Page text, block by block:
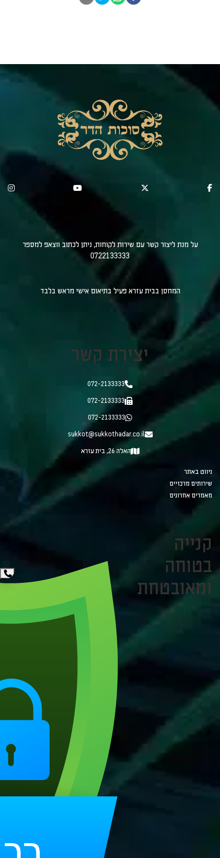
על מנת ליצור קשר עם שירות לקוחות, ניתן לכתוב ווצאפ למספר
0722133333
המחסן בבית עזרא פעיל בתיאום אישי מראש בלבד
יצירת קשר
072-2133333
072-2133333
072-2133333
sukkot@sukkothadar.co.il
האלה 26, בית עזרא
ניווט באתר
שירותים מרכזיים
מאמרים אחרונים
קנייה
בטוחה
ומאובטחת